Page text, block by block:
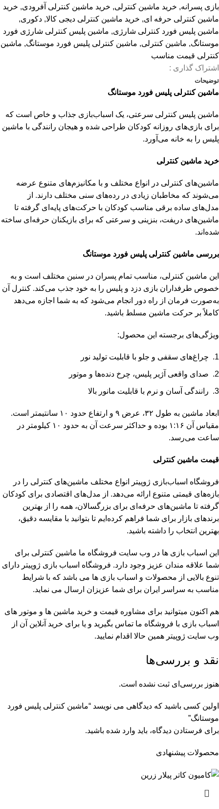
بازی پسرانه, خرید ماشین کنترلی, خرید ماشین کنترلی آفرودی, خرید
ماشین کنترلی حرفه ای, خرید ماشین کنترلی دیجی کالا, دکوری,
ماشین پلیس فورد کنترلی شارژی, ماشین پلیس کنترلی شارژی فورد
موستانگ, ماشین کنترلی, ماشین کنترلی پلیس فورد موستانگ, ماشین
کنترلی قیمت مناسب
اشتراک گذاری :
توضیحات
ماشین کنترلی پلیس فورد موستانگ
ماشین پلیس کنترلی سرعتی، یک اسباب‌بازی جذاب و خاص است که
برای بازی‌های روزانه کودکان طراحی شده و هیجان رانندگی با ماشین
پلیس را به خانه می‌آورد.
خرید ماشین کنترلی
ماشین‌های کنترلی در انواع مختلف و با مکانیزم‌های متنوع عرضه
می‌شوند که مخاطبان زیادی در رده‌های سنی مختلف دارند. از
مدل‌های ساده برقی مناسب کودکان با حرکت‌های پایه‌ای گرفته تا
ماشین‌های دریفت، بنزینی و سرعتی که برای بازیکنان حرفه‌ای ساخته
شده‌اند.
بررسی ماشین کنترلی پلیس فورد موستانگ
این ماشین کنترلی، مناسب تمام پسران در سنین مختلف است و به
خصوص طرفداران بازی دزد و پلیس را به خود جذب می‌کند. کنترل آن
به‌صورت فرمان از راه دور انجام می‌شود که به شما اجازه می‌دهد
کاملاً بر حرکت ماشین مسلط باشید.
ویژگی‌های برجسته این محصول:
چراغ‌های سقفی و جلو با قابلیت تولید نور
صدای واقعی آژیر پلیس، چرخ دنده‌ها و موتور
رانندگی آسان و نرم با قابلیت مانور بالا
ابعاد ماشین به طول ۳۲، عرض ۹ و ارتفاع حدود ۱۰ سانتیمتر است.
مقیاس آن ۱:۱۶ بوده و حداکثر سرعت آن به حدود ۱۰ کیلومتر در
ساعت می‌رسد.
قیمت ماشین کنترلی
فروشگاه اسباب‌بازی ژوپیتر انواع مختلف ماشین‌های کنترلی را در
بازه‌های قیمتی متنوع ارائه می‌دهد. از مدل‌های اقتصادی برای کودکان
گرفته تا ماشین‌های حرفه‌ای برای بزرگسالان، همه را از بهترین
برندهای بازار برای شما فراهم کرده‌ایم تا بتوانید با مقایسه دقیق،
بهترین انتخاب را داشته باشید.
این اسباب بازی ها در وب سایت فروشگاه ما ماشین کنترلی برای
شما علاقه مندان عزیز وجود دارد. فروشگاه اسباب بازی ژوپیتر دارای
تنوع بالایی از محصولات و اسباب بازی ها می باشد که با شرایط
مناسب به سراسر ایران برای شما عزیزان ارسال می نماید.
هم اکنون میتوانید برای مشاوره قیمت و خرید ماشین ها و موتور های
اسباب بازی با فروشگاه ما تماس بگیرید و یا برای خرید آنلاین آن از
وب سایت ژوپیتر همین حالا اقدام نمایید.
نقد و بررسی‌ها
هنوز بررسی‌ای ثبت نشده است.
اولین کسی باشید که دیدگاهی می نویسد “ماشین کنترلی پلیس فورد
موستانگ”
برای فرستادن دیدگاه، باید وارد شده باشید.
محصولات پیشنهادی